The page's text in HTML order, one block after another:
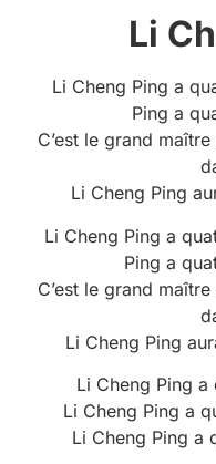
Li
Li Cheng Ping a
Ping a
C’est le grand
Li Cheng Ping
Li Cheng Ping a
Ping a
C’est le grand
Li Cheng Ping
Li Cheng Ping
Li Cheng Ping a
Li Cheng Ping a